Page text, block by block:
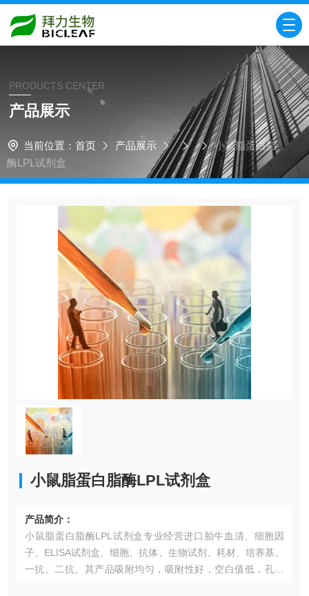
PRODUCTS CENTER
产品展示
当前位置： 首页 产品展示
小鼠脂蛋白脂
酶LPL试剂盒
小鼠脂蛋白脂酶LPL试剂盒
产品简介：
小鼠脂蛋白脂酶LPL试剂盒专业经营进口胎牛血清、细胞因
子、ELISA试剂盒、细胞、抗体、生物试剂、耗材、培养基、
一抗、二抗、其产品吸附均匀，吸附性好，空白值低，孔底